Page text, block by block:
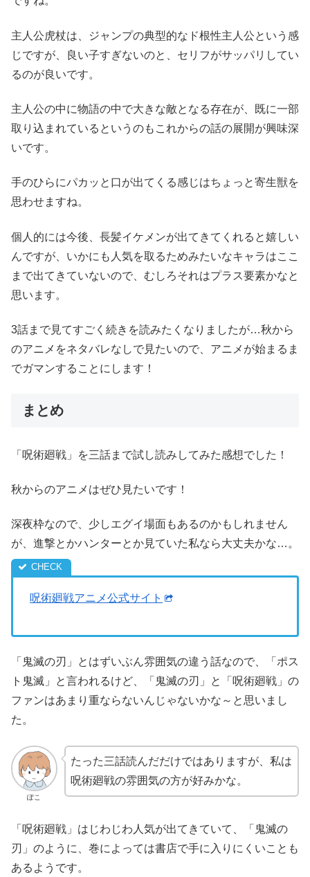
主人公虎杖は、ジャンプの典型的なド根性主人公という感
じですが、良い子すぎないのと、セリフがサッパリしてい
るのが良いです。
主人公の中に物語の中で大きな敵となる存在が、既に一部
取り込まれているというのもこれからの話の展開が興味深
いです。
手のひらにパカッと口が出てくる感じはちょっと寄生獣を
思わせますね。
個人的には今後、長髪イケメンが出てきてくれると嬉しい
んですが、いかにも人気を取るためみたいなキャラはここ
まで出てきていないので、むしろそれはプラス要素かなと
思います。
3話まで見てすごく続きを読みたくなりましたが…秋から
のアニメをネタバレなしで見たいので、アニメが始まるま
でガマンすることにします！
まとめ
「呪術廻戦」を三話まで試し読みしてみた感想でした！
秋からのアニメはぜひ見たいです！
深夜枠なので、少しエグイ場面もあるのかもしれません
が、進撃とかハンターとか見ていた私なら大丈夫かな…。
呪術廻戦アニメ公式サイト
「鬼滅の刃」とはずいぶん雰囲気の違う話なので、「ポス
ト鬼滅」と言われるけど、「鬼滅の刃」と「呪術廻戦」の
ファンはあまり重ならないんじゃないかな～と思いまし
た。
ぽこ
たった三話読んだだけではありますが、私は
呪術廻戦の雰囲気の方が好みかな。
「呪術廻戦」はじわじわ人気が出てきていて、「鬼滅の
刃」のように、巻によっては書店で手に入りにくいことも
あるようです。